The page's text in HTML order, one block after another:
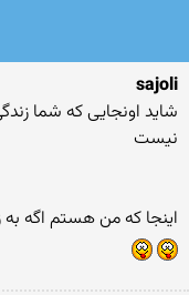
sajoli
شاید اونجایی که شما
نیست
اینجا که من هستم اگه به